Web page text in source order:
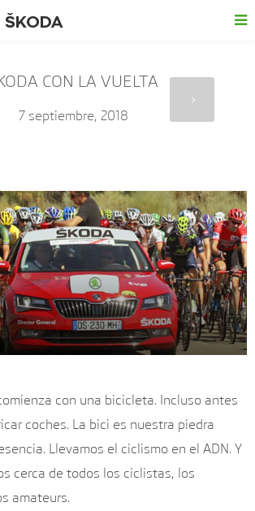
CON LA VUELTA
7 septiembre, 2018
con una bicicleta. Incluso antes
coches. La bici es nuestra piedra
Llevamos el ciclismo en el ADN. Y
cerca de todos los ciclistas, los
amateurs.